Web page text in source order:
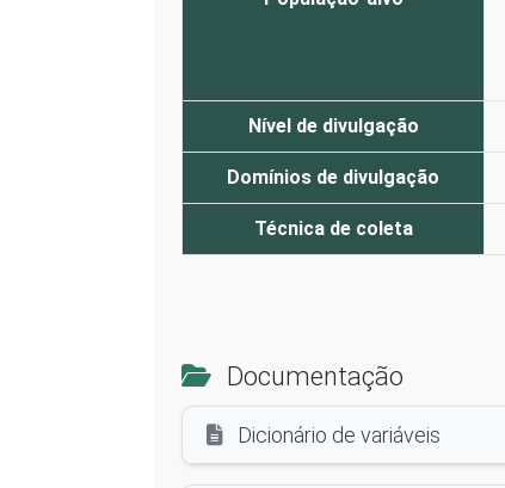
Nível de divulgação
Domínios de divulgação
Técnica de coleta
Documentação
Dicionário de variáveis